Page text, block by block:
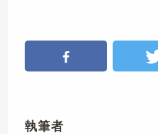
執筆者